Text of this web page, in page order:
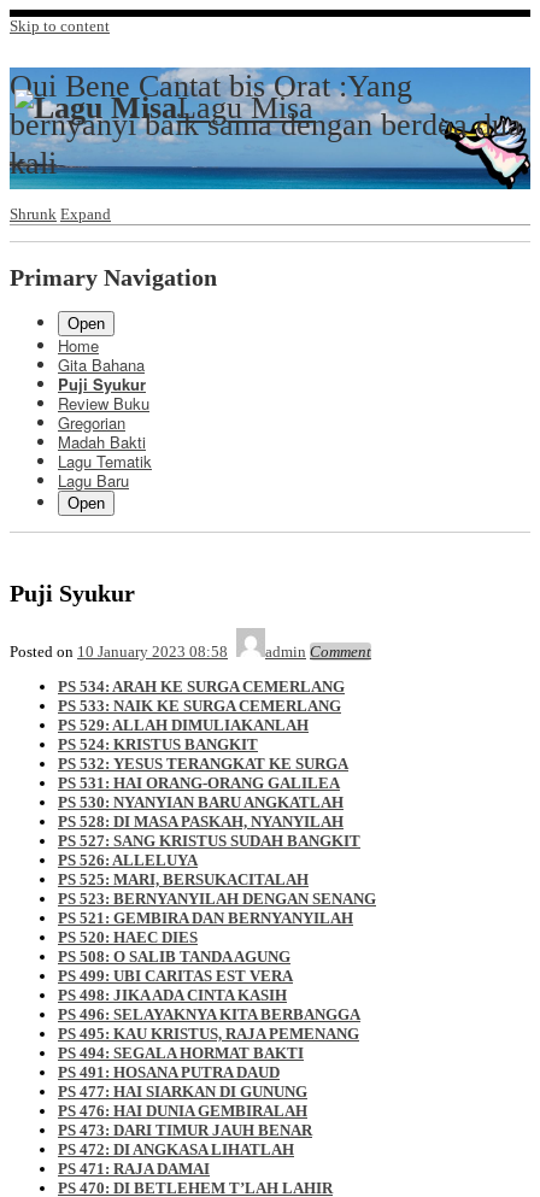
Skip to content
Lagu Misa
Qui Bene Cantat bis Orat :Yang
bernyanyi baik sama dengan berdoa dua
kali
Shrunk Expand
Primary Navigation
Open
Home
Gita Bahana
Puji Syukur
Review Buku
Gregorian
Madah Bakti
Lagu Tematik
Lagu Baru
Open
Puji Syukur
Posted on 10 January 2023 08:58 admin Comment
PS 534: ARAH KE SURGA CEMERLANG
PS 533: NAIK KE SURGA CEMERLANG
PS 529: ALLAH DIMULIAKANLAH
PS 524: KRISTUS BANGKIT
PS 532: YESUS TERANGKAT KE SURGA
PS 531: HAI ORANG-ORANG GALILEA
PS 530: NYANYIAN BARU ANGKATLAH
PS 528: DI MASA PASKAH, NYANYILAH
PS 527: SANG KRISTUS SUDAH BANGKIT
PS 526: ALLELUYA
PS 525: MARI, BERSUKACITALAH
PS 523: BERNYANYILAH DENGAN SENANG
PS 521: GEMBIRA DAN BERNYANYILAH
PS 520: HAEC DIES
PS 508: O SALIB TANDA AGUNG
PS 499: UBI CARITAS EST VERA
PS 498: JIKA ADA CINTA KASIH
PS 496: SELAYAKNYA KITA BERBANGGA
PS 495: KAU KRISTUS, RAJA PEMENANG
PS 494: SEGALA HORMAT BAKTI
PS 491: HOSANA PUTRA DAUD
PS 477: HAI SIARKAN DI GUNUNG
PS 476: HAI DUNIA GEMBIRALAH
PS 473: DARI TIMUR JAUH BENAR
PS 472: DI ANGKASA LIHATLAH
PS 471: RAJA DAMAI
PS 470: DI BETLEHEM T’LAH LAHIR